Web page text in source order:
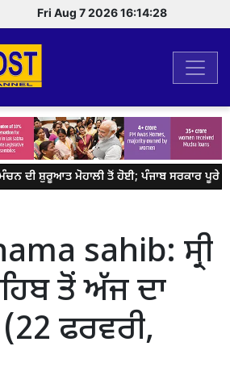
Fri Aug 7 2026 16:14:29
ਦੀ ਸ਼ੁਰੂਆਤ ਮੋਹਾਲੀ ਤੋਂ ਹੋਈ; ਪੰਜਾਬ ਸਰਕਾਰ ਪੂਰੇ
sahib: ਸ੍ਰੀ
ਤੋਂ ਅੱਜ ਦਾ
ਫਰਵਰੀ,